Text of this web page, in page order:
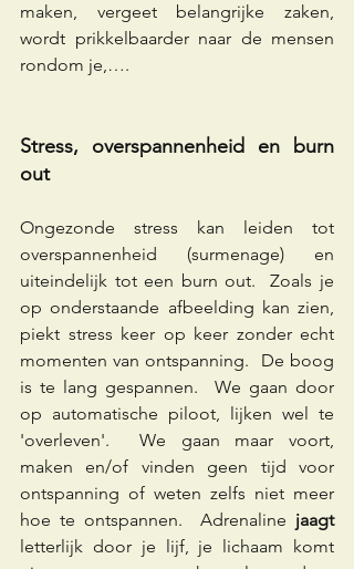
maken, vergeet belangrijke zaken,
wordt prikkelbaarder naar de mensen
rondom je,….
Stress, overspannenheid en burn
out
Ongezonde stress kan leiden tot
overspannenheid (surmenage) en
uiteindelijk tot een burn out.  Zoals je
op onderstaande afbeelding kan zien,
piekt stress keer op keer zonder echt
momenten van ontspanning.  De boog
is te lang gespannen.  We gaan door
op automatische piloot, lijken wel te
'overleven'.  We gaan maar voort,
maken en/of vinden geen tijd voor
ontspanning of weten zelfs niet meer
hoe te ontspannen.  Adrenaline jaagt
letterlijk door je lijf, je lichaam komt